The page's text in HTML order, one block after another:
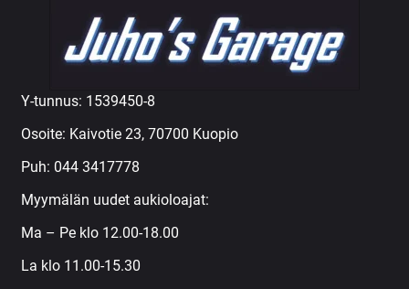
Y-tunnus: 1539450-8
Osoite: Kaivotie 23, 70700 Kuopio
Puh: 044 3417778
Myymälän uudet aukioloajat:
Ma – Pe klo 12.00-18.00
La klo 11.00-15.30